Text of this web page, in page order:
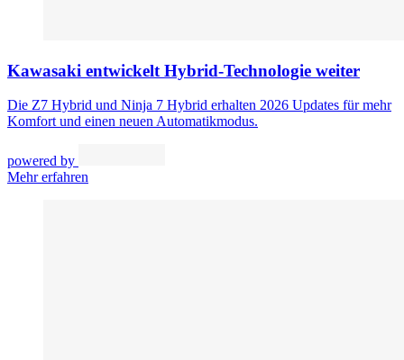
Kawasaki entwickelt Hybrid-Technologie weiter
Die Z7 Hybrid und Ninja 7 Hybrid erhalten 2026 Updates für mehr
Komfort und einen neuen Automatikmodus.
powered by
Mehr erfahren